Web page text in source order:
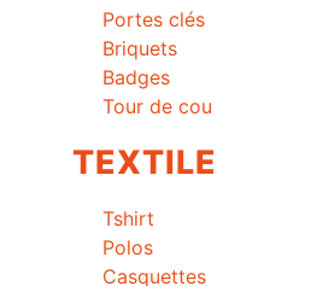
Portes clés
Briquets
Badges
Tour de cou
TEXTILE
Tshirt
Polos
Casquettes